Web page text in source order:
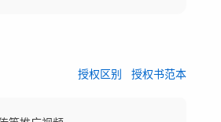
授权区别 授权书范本